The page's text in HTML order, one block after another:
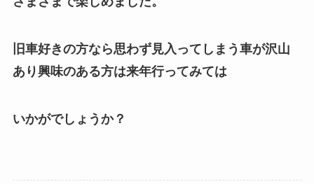
旧車好きの方なら思わず見入ってしまう車が沢山
あり興味のある方は来年行ってみては
いかがでしょうか？